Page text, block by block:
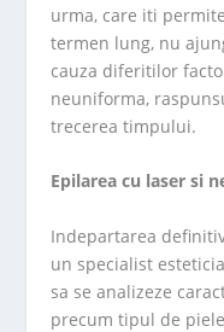
urma, care iti
termen lung, nu
cauza diferitilor
neuniforma,
trecerea timpului.
Epilarea cu laser si
Indepartarea
un specialist
sa se analizeze
precum tipul de